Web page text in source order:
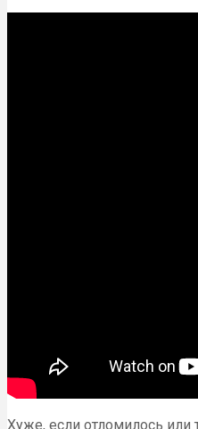
Хуже, если отломилось или